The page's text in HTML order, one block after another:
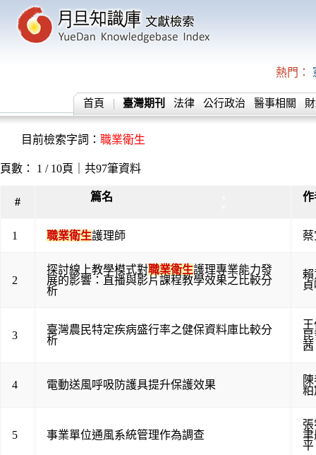
熱門：
首頁 臺灣期刊 法律 公行政治 醫事相關
目前檢索字詞： 職業衛生
頁數： 1 / 10頁｜共97筆資料
# 篇名
1 職業衛生護理師 蔡
2
探討線上教學模式對職業衛生護理專業能力發
展的影響：直播與影片課程教學效果之比較分
析
賴
3
臺灣農民特定疾病盛行率之健保資料庫比較分
析
茜
4 電動送風呼吸防護具提升保護效果
粕
5 事業單位通風系統管理作為調查
聿
平